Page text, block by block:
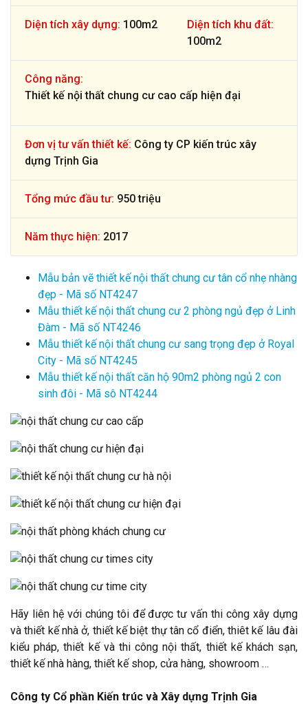
Diện tích xây dựng: 100m2
Diện tích khu đất:
100m2
Công năng:
Thiết kế nội thất chung cư cao cấp hiện đại
Đơn vị tư vấn thiết kế: Công ty CP kiến trúc xây
dựng Trịnh Gia
Tổng mức đầu tư: 950 triệu
Năm thực hiện: 2017
Mẫu bản vẽ thiết kế nội thất chung cư tân cổ nhẹ nhàng
đẹp - Mã số NT4247
Mẫu thiết kế nội thất chung cư 2 phòng ngủ đẹp ở Linh
Đàm - Mã số NT4246
Mẫu thiết kế nội thất chung cư sang trọng đẹp ở Royal
City - Mã số NT4245
Mẫu thiết kế nội thất căn hộ 90m2 phòng ngủ 2 con
sinh đôi - Mã sô NT4244
Hãy liên hệ với chúng tôi để được tư vấn thi công xây dựng
và thiết kế nhà ở, thiết kế biệt thự tân cổ điển, thiêt kế lâu đài
kiểu pháp, thiết kế và thi công nội thất, thiết kế khách sạn,
thiết kế nhà hàng, thiết kế shop, cửa hàng, showroom …
Công ty Cổ phần Kiến trúc và Xây dựng Trịnh Gia